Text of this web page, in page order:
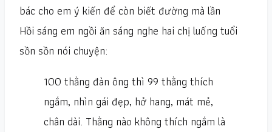
bác cho em ý kiến để còn biết đường mà lần
Hồi sáng em ngồi ăn sáng nghe hai chị luống tuổi
sồn sồn nói chuyện:
100 thằng đàn ông thì 99 thằng thích
ngắm, nhìn gái đẹp, hở hang, mát mẻ,
chân dài. Thằng nào không thích ngắm là